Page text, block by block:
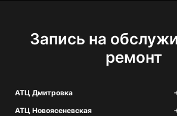
Запись на
ремонт
АТЦ Дмитровка
АТЦ Новоясеневская